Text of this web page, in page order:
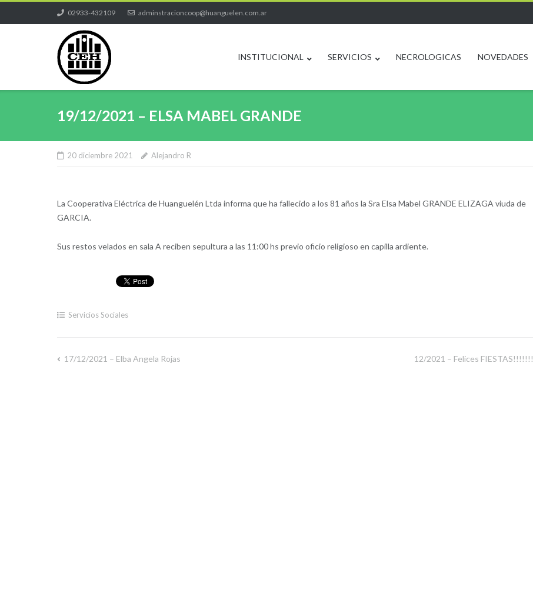
02933-432109 adminstracioncoop@huanguelen.com.ar
INSTITUCIONAL SERVICIOS NECROLOGICAS NOVEDADES
19/12/2021 – ELSA MABEL GRANDE
20 diciembre 2021 Alejandro R
La Cooperativa Eléctrica de Huanguelén Ltda informa que ha fallecido a los 81 años la Sra Elsa Mabel GRANDE ELIZAGA viuda de
GARCIA.
Sus restos velados en sala A reciben sepultura a las 11:00 hs previo oficio religioso en capilla ardiente.
Servicios Sociales
17/12/2021 – Elba Angela Rojas 12/2021 – Felices FIESTAS!!!!!!!